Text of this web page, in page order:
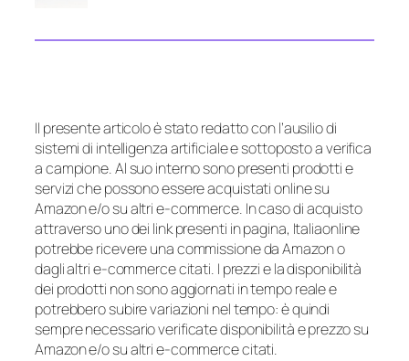
Il presente articolo è stato redatto con l’ausilio di
sistemi di intelligenza artificiale e sottoposto a verifica
a campione. Al suo interno sono presenti prodotti e
servizi che possono essere acquistati online su
Amazon e/o su altri e-commerce. In caso di acquisto
attraverso uno dei link presenti in pagina, Italiaonline
potrebbe ricevere una commissione da Amazon o
dagli altri e-commerce citati. I prezzi e la disponibilità
dei prodotti non sono aggiornati in tempo reale e
potrebbero subire variazioni nel tempo: è quindi
sempre necessario verificate disponibilità e prezzo su
Amazon e/o su altri e-commerce citati.